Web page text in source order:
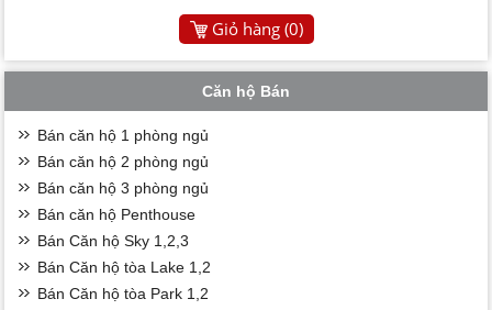
Giỏ hàng (0)
Căn hộ Bán
Bán căn hộ 1 phòng ngủ
Bán căn hộ 2 phòng ngủ
Bán căn hộ 3 phòng ngủ
Bán căn hộ Penthouse
Bán Căn hộ Sky 1,2,3
Bán Căn hộ tòa Lake 1,2
Bán Căn hộ tòa Park 1,2